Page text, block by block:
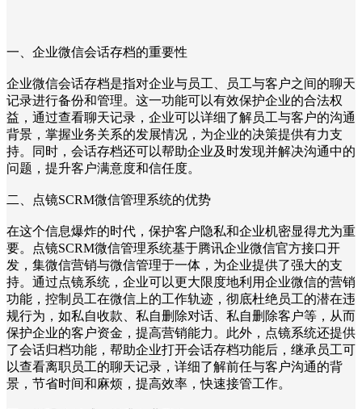
一、企业微信会话存档的重要性
企业微信会话存档是指对企业与员工、员工与客户之间的聊天
记录进行备份和管理。这一功能可以有效保护企业的合法权
益，通过查看聊天记录，企业可以详细了解员工与客户的沟通
背景，掌握业务关系的发展情况，为企业的决策提供有力支
持。同时，会话存档还可以帮助企业及时发现并解决沟通中的
问题，提升客户满意度和信任度。
二、点镜SCRM微信管理系统的优势
在这个信息爆炸的时代，保护客户隐私和企业机密显得尤为重
要。点镜SCRM微信管理系统基于腾讯企业微信官方接口开
发，集微信营销与微信管理于一体，为企业提供了强大的支
持。通过点镜系统，企业可以更大限度地利用企业微信的营销
功能，控制员工在微信上的工作轨迹，彻底杜绝员工的潜在违
规行为，如私自收款、私自删除对话、私自删除客户等，从而
保护企业的客户资金，提高营销能力。此外，点镜系统还提供
了会话归档功能，帮助企业打开会话存档功能后，继承员工可
以查看离职员工的聊天记录，详细了解前任与客户沟通的背
景，节省时间和麻烦，提高效率，快速接管工作。